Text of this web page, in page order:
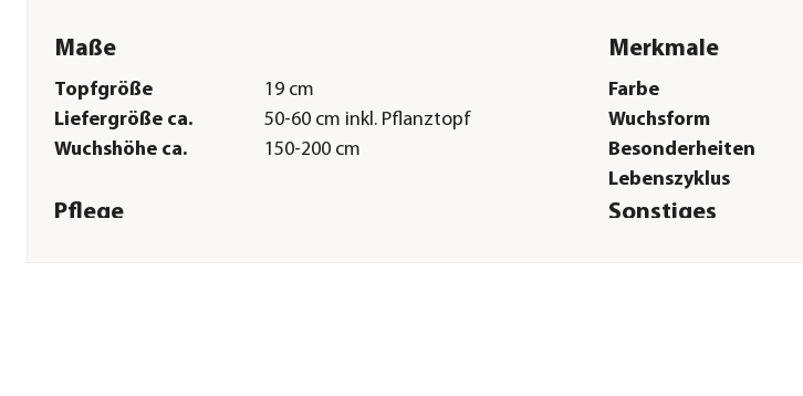
Maße
Topfgröße
19 cm
Liefergröße ca.
50-60 cm inkl. Pflanztopf
Wuchshöhe ca.
150-200 cm
Merkmale
Farbe
Wuchsform
Besonderheiten
Lebenszyklus
Pflege Sonstiges